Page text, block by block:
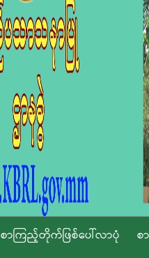
စာကြည့်တိုက်ဖြစ်ပေါ်လာပုံ စ